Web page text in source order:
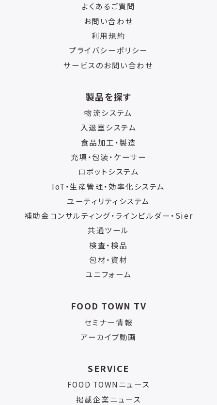
よくあるご質問
お問い合わせ
利用規約
プライバシーポリシー
サービスのお問い合わせ
製品を探す
物流システム
入退室システム
食品加工・製造
充填・包装・ケーサー
ロボットシステム
IoT・生産管理・効率化システム
ユーティリティシステム
補助金コンサルティング・ラインビルダー・Sier
共通ツール
検査・検品
包材・資材
ユニフォーム
FOOD TOWN TV
セミナー情報
アーカイブ動画
SERVICE
FOOD TOWNニュース
掲載企業ニュース